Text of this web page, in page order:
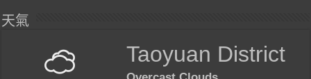
天氣
Taoyuan District